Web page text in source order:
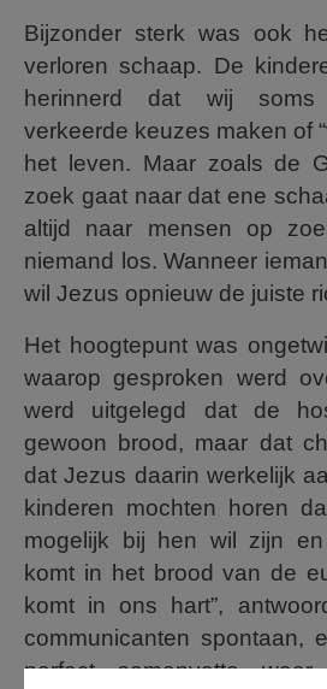
Bijzonder sterk was ook
verloren schaap. De
herinnerd dat wij soms
verkeerde keuzes maken of
het leven. Maar zoals de
zoek gaat naar dat ene
altijd naar mensen op
niemand los. Wanneer
wil Jezus opnieuw de juiste
Het hoogtepunt was
waarop gesproken werd
werd uitgelegd dat de
gewoon brood, maar dat
dat Jezus daarin werkelijk
kinderen mochten horen
mogelijk bij hen wil zijn
komt in het brood van de
komt in ons hart”,
communicanten spontaan,
perfect samenvatte